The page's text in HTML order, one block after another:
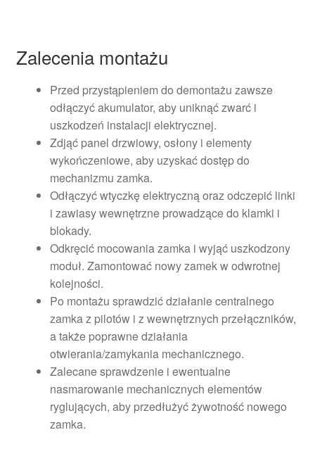
Zalecenia montażu
Przed przystąpieniem do demontażu zawsze
odłączyć akumulator, aby uniknąć zwarć i
uszkodzeń instalacji elektrycznej.
Zdjąć panel drzwiowy, osłony i elementy
wykończeniowe, aby uzyskać dostęp do
mechanizmu zamka.
Odłączyć wtyczkę elektryczną oraz odczepić linki
i zawiasy wewnętrzne prowadzące do klamki i
blokady.
Odkręcić mocowania zamka i wyjąć uszkodzony
moduł. Zamontować nowy zamek w odwrotnej
kolejności.
Po montażu sprawdzić działanie centralnego
zamka z pilotów i z wewnętrznych przełączników,
a także poprawne działania
otwierania/zamykania mechanicznego.
Zalecane sprawdzenie i ewentualne
nasmarowanie mechanicznych elementów
ryglujących, aby przedłużyć żywotność nowego
zamka.